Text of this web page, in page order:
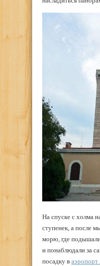
На спуске с холма
ступенек, а после
морю, где
и понаблюдали за
посадку в